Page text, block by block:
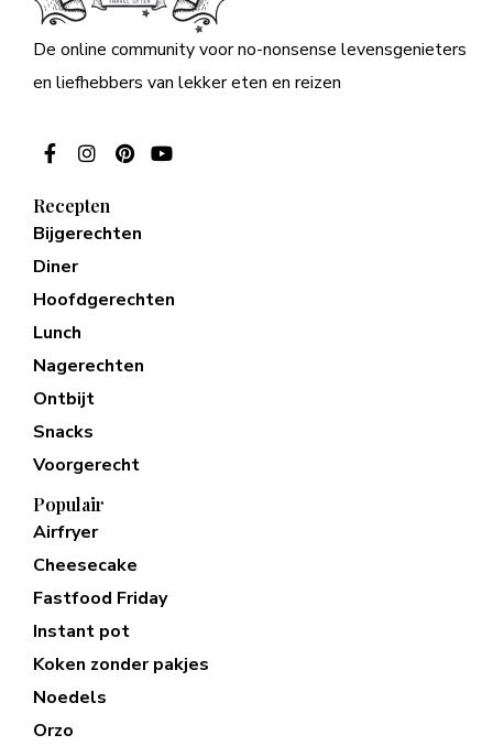
De online community voor no-nonsense levensgenieters
en liefhebbers van lekker eten en reizen
Recepten
Bijgerechten
Diner
Hoofdgerechten
Lunch
Nagerechten
Ontbijt
Snacks
Voorgerecht
Populair
Airfryer
Cheesecake
Fastfood Friday
Instant pot
Koken zonder pakjes
Noedels
Orzo